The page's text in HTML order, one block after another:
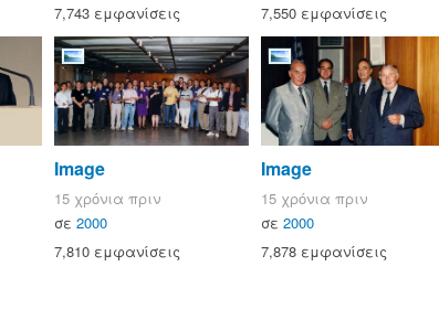
7,743 εμφανίσεις
7,550 εμφανίσεις
Image
15 χρόνια πριν
σε2000
7,810 εμφανίσεις
Image
15 χρόνια πριν
σε2000
7,878 εμφανίσεις